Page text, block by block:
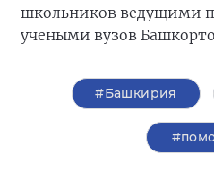
школьников ведущими
учеными вузов
#Башкирия